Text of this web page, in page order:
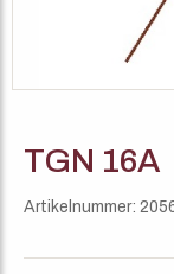
TGN 16A
Artikelnummer: